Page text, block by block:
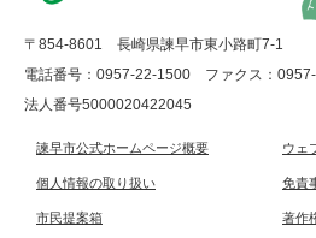
〒854-8601 長崎県諫早市東小路町7-1
電話番号：0957-22-1500
ファクス：
法人番号5000020422045
諫早市公式ホームページ概要 ウェ
個人情報の取り扱い 免責
市民提案箱 著作